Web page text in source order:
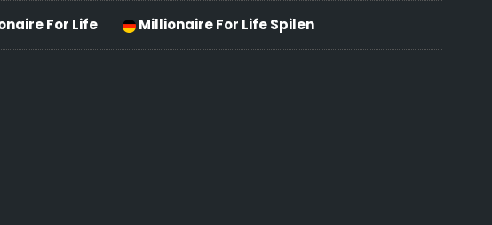
For Life Millionaire For Life Spilen